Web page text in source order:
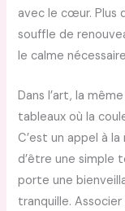
avec le cœur. Plus
souffle de
le calme
Dans l’art, la
tableaux où la
C’est un appel à
d’être une simple
porte une
tranquille.